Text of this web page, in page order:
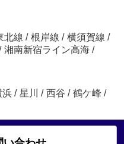
北線 / 根岸線 / 横須賀線 /
湘南新宿ライン高海 /
浜 / 星川 / 西谷 / 鶴ケ峰 /